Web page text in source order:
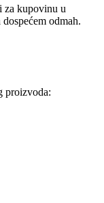
za kupovinu u
odmah.
proizvoda: